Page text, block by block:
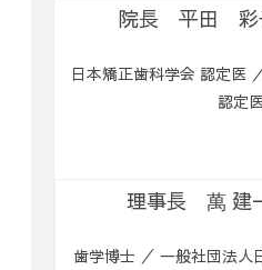
院長 平田 彩
日本矯正歯科学会 認定医
認定
理事長 萬 建
歯学博士 ／ 一般社団法人